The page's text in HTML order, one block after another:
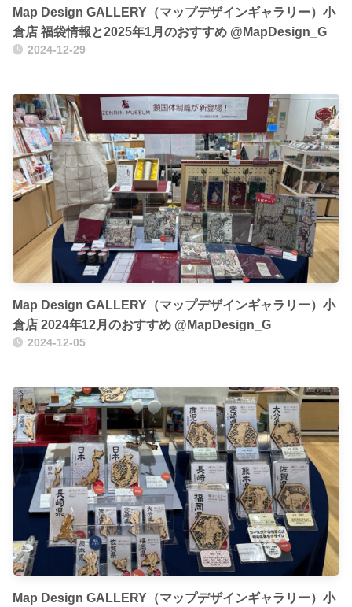
Map Design GALLERY（マップデザインギャラリー）小
倉店 福袋情報と2025年1月のおすすめ @MapDesign_G
2024-12-29
Map Design GALLERY（マップデザインギャラリー）小
倉店 2024年12月のおすすめ @MapDesign_G
2024-12-05
Map Design GALLERY（マップデザインギャラリー）小